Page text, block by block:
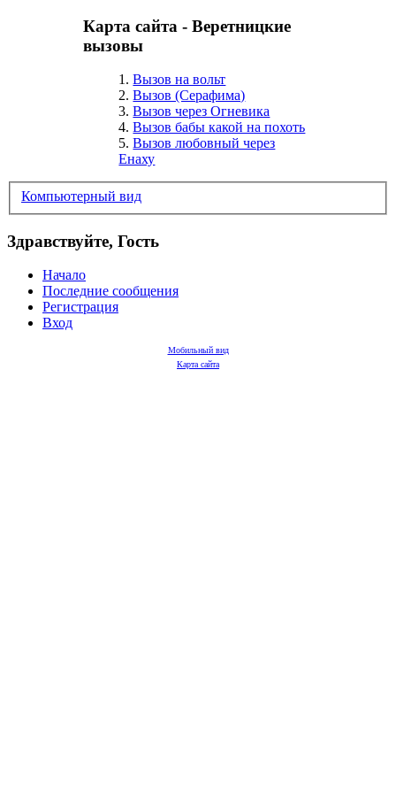
Карта сайта - Веретницкие
вызовы
1.Вызов на вольт
2.Вызов (Серафима)
3.Вызов через Огневика
4.Вызов бабы какой на похоть
5.Вызов любовный через
Енаху
Компьютерный вид
Здравствуйте, Гость
Начало
Последние сообщения
Регистрация
Вход
Мобильный вид
Карта сайта